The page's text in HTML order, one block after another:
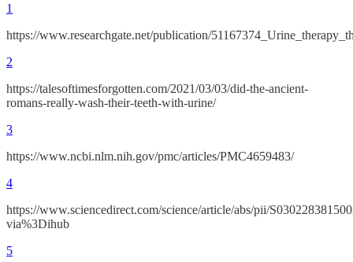
1
https://www.researchgate.net/publication/
2
https://talesoftimesforgotten.com/2021/03/03/did-the-ancient-
romans-really-wash-their-teeth-with-urine/
3
https://www.ncbi.nlm.nih.gov/pmc/articles/PMC4659483/
4
https://www.sciencedirect.com/science/article/abs/pii/
via%3Dihub
5